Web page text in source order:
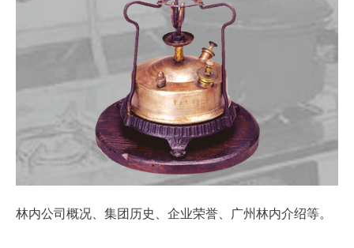
林内公司概况、集团历史、企业荣誉、广州林内介绍等。